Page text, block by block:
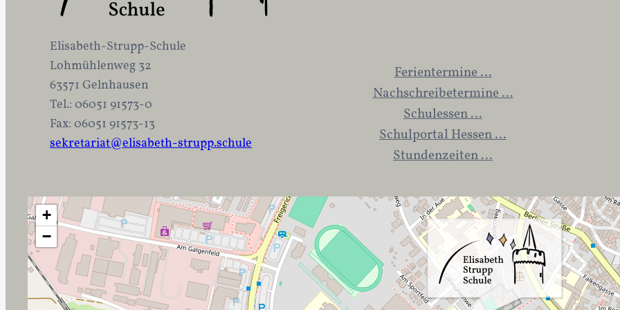
Elisabeth-Strupp-Schule
Lohmühlenweg 32
63571 Gelnhausen
Tel.: 06051 91573-0
Fax: 06051 91573-13
sekretariat@elisabeth-strupp.schule
Ferientermine …
Nachschreibetermine …
Schulessen …
Schulportal Hessen …
Stundenzeiten …
+
−